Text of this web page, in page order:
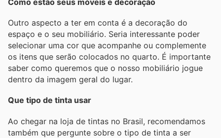
Como estão seus móveis e decoração
Outro aspecto a ter em conta é a decoração do
espaço e o seu mobiliário. Seria interessante poder
selecionar uma cor que acompanhe ou complemente
os itens que serão colocados no quarto. É importante
saber como queremos que o nosso mobiliário jogue
dentro da imagem geral do lugar.
Que tipo de tinta usar
Ao chegar na loja de tintas no Brasil, recomendamos
também que pergunte sobre o tipo de tinta a ser